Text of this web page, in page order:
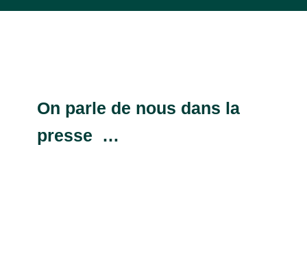
On parle de nous dans la
presse …